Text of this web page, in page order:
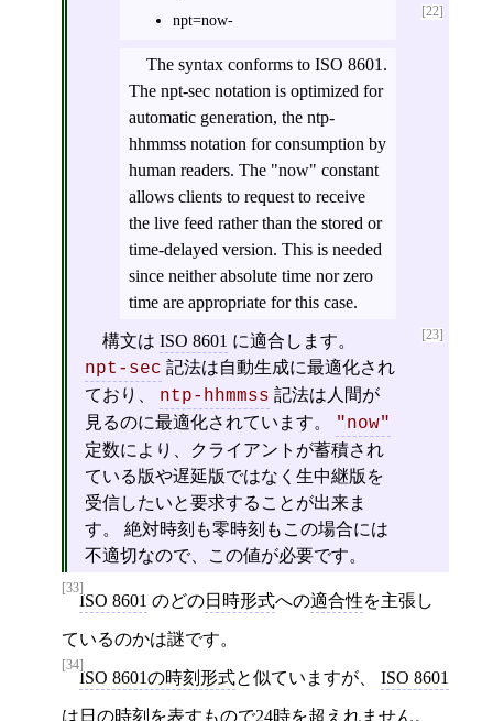
[22]
npt=now-
The syntax conforms to ISO 8601.
The npt-sec notation is optimized for
automatic generation, the ntp-
hhmmss notation for consumption by
human readers. The "now" constant
allows clients to request to receive
the live feed rather than the stored or
time-delayed version. This is needed
since neither absolute time nor zero
time are appropriate for this case.
[23]
構文は ISO 8601 に適合します。
npt-sec 記法は自動生成に最適化され
ており、 ntp-hhmmss 記法は人間が
見るのに最適化されています。
"now"
定数により、クライアントが蓄積され
ている版や遅延版ではなく生中継版を
受信したいと要求することが出来ま
す。 絶対時刻も零時刻もこの場合には
不適切なので、この値が必要です。
[33]
ISO 8601 のどの日時形式への適合性を主張し
ているのかは謎です。
[34]
ISO 8601の時刻形式と似ていますが、 ISO 8601
は 日の時刻 を表すもので24時を超えれません。